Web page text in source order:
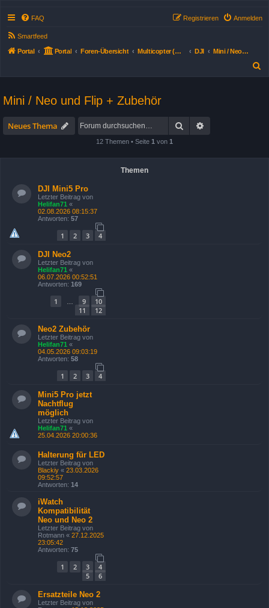
FAQ Anmelden
Registrieren
Smartfeed
Portal Portal Foren-Übersicht Multicopter (Drohnen) DJI
Mini / Neo und Flip + Zubehör
Mini / Neo und Flip + Zubehör
Neues Thema Suche
12 Themen • Seite 1 von 1
Themen
DJI Mini5 Pro
Letzter Beitrag von
Helifan71 «
02.08.2026 08:15:37
Antworten: 57
1 2 3 4
DJI Neo2
Letzter Beitrag von
Helifan71 «
06.07.2026 00:52:51
Antworten: 169
1 9
10
11
12
Neo2 Zubehör
Letzter Beitrag von
Helifan71 «
04.05.2026 09:03:19
Antworten: 58
1 2 3 4
Mini5 Pro jetzt
Nachtflug
möglich
Letzter Beitrag von
Helifan71 «
25.04.2026 20:00:36
Halterung für LED
Letzter Beitrag von
Blackiy « 23.03.2026
09:52:57
Antworten: 14
iWatch
Kompatibilität
Neo und Neo 2
Letzter Beitrag von
Rotmann « 27.12.2025
23:05:42
Antworten: 75
1 2 3
4
5
6
Ersatzteile Neo 2
Letzter Beitrag von